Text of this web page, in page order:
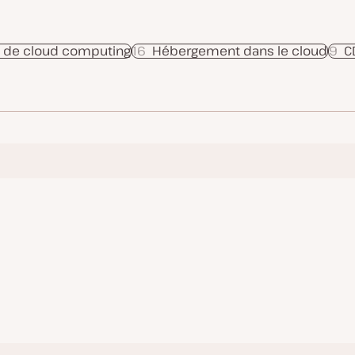
de cloud computing Hébergement dans le cloud
16 9